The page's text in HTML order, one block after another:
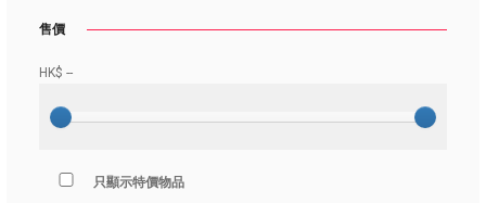
售價
HK$ --
只顯示特價物品